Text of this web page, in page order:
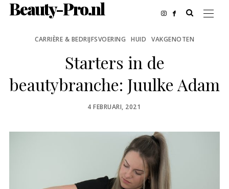
Beauty-Pro.nl
CARRIÈRE & BEDRIJFSVOERING HUID VAKGENOTEN
Starters in de
beautybranche: Juulke Adam
POSTED
4 FEBRUARI, 2021